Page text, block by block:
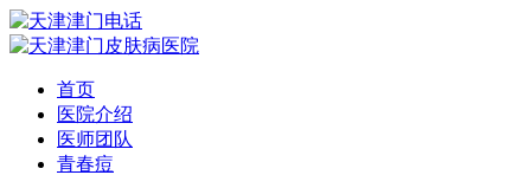
首页
医院介绍
医师团队
青春痘